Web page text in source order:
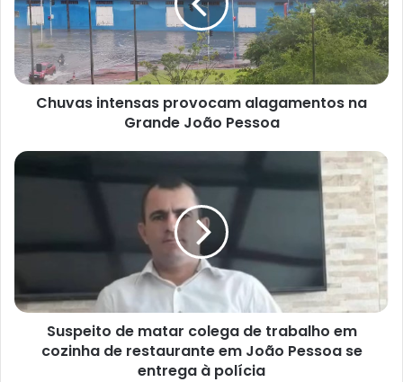
a
s
i
n
t
a
s
v
a
Chuvas intensas provocam alagamentos na
Grande João Pessoa
S
i
o
d
Suspeito de matar colega de trabalho em
cozinha de restaurante em João Pessoa se
entrega à polícia